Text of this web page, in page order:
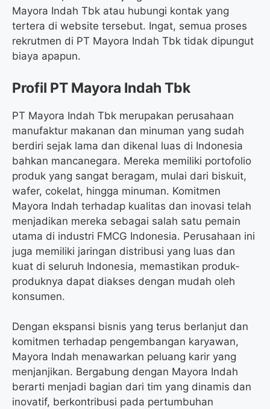
Mayora Indah Tbk atau hubungi kontak yang
tertera di website tersebut. Ingat, semua proses
rekrutmen di PT Mayora Indah Tbk tidak dipungut
biaya apapun.
Profil PT Mayora Indah Tbk
PT Mayora Indah Tbk merupakan perusahaan
manufaktur makanan dan minuman yang sudah
berdiri sejak lama dan dikenal luas di Indonesia
bahkan mancanegara. Mereka memiliki portofolio
produk yang sangat beragam, mulai dari biskuit,
wafer, cokelat, hingga minuman. Komitmen
Mayora Indah terhadap kualitas dan inovasi telah
menjadikan mereka sebagai salah satu pemain
utama di industri FMCG Indonesia. Perusahaan ini
juga memiliki jaringan distribusi yang luas dan
kuat di seluruh Indonesia, memastikan produk-
produknya dapat diakses dengan mudah oleh
konsumen.
Dengan ekspansi bisnis yang terus berlanjut dan
komitmen terhadap pengembangan karyawan,
Mayora Indah menawarkan peluang karir yang
menjanjikan. Bergabung dengan Mayora Indah
berarti menjadi bagian dari tim yang dinamis dan
inovatif, berkontribusi pada pertumbuhan